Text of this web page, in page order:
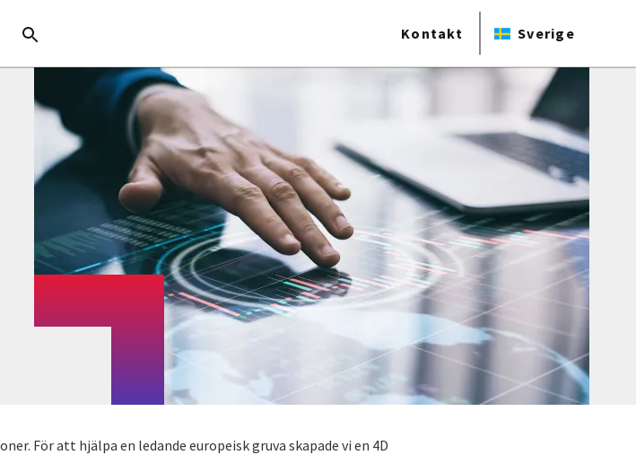
Kontakt Sverige
För att hjälpa en ledande europeisk gruva skapade vi en 4D